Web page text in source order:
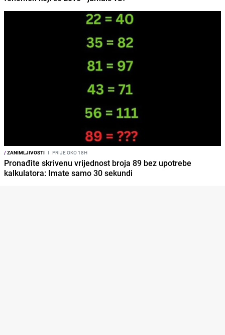
/ZANIMLJIVOSTI I PRIJE OKO 18H
Pronađite skrivenu vrijednost broja 89 bez upotrebe
kalkulatora: Imate samo 30 sekundi